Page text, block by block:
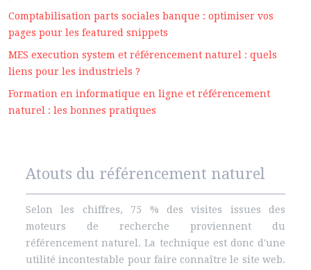
Comptabilisation parts sociales banque : optimiser vos
pages pour les featured snippets
MES execution system et référencement naturel : quels
liens pour les industriels ?
Formation en informatique en ligne et référencement
naturel : les bonnes pratiques
Atouts du référencement naturel
Selon les chiffres, 75 % des visites issues des
moteurs de recherche proviennent du
référencement naturel. La technique est donc d'une
utilité incontestable pour faire connaître le site web.